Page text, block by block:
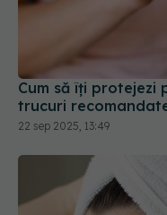
Cum să îți protejezi
trucuri